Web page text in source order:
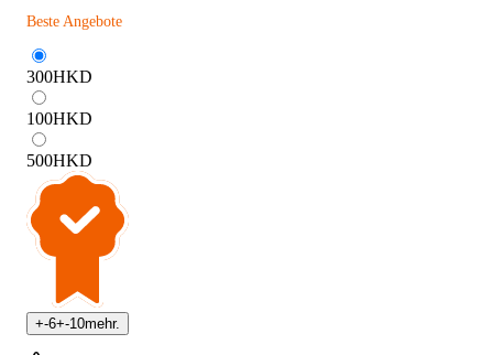
Beste Angebote
300HKD
100HKD
500HKD
+-6+-10mehr.